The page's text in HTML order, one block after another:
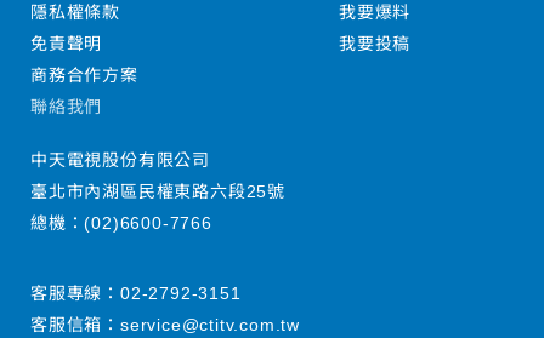
隱私權條款
免責聲明
商務合作方案
我要爆料
我要投稿
聯絡我們
中天電視股份有限公司
臺北市內湖區民權東路六段25號
總機：(02)6600-7766
客服專線： 02-2792-3151
客服信箱： service@ctitv.com.tw